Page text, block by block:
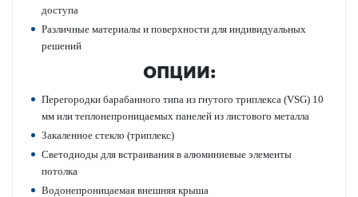
доступа
Различные материалы и поверхности для индивидуальных
решений
ОПЦИИ:
Перегородки барабанного типа из гнутого триплекса (VSG) 10
мм или теплонепроницаемых панелей из листового металла
Закаленное стекло (триплекс)
Светодиоды для встраивания в алюминиевые элементы
потолка
Водонепроницаемая внешняя крыша